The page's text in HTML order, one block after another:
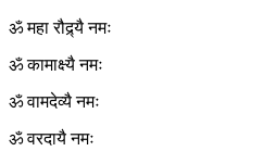
ॐ महा रौद्र्यै नमः
ॐ कामाक्ष्यै नमः
ॐ वामदेव्यै नमः
ॐ वरदायै नमः